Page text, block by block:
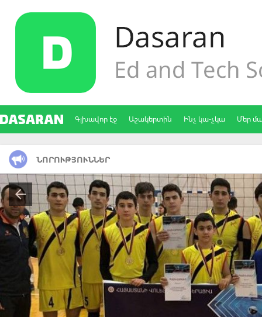
Գլխավոր էջ Աշակերտին Ինչ կա-չկա Մեր
ՆՈՐՈՒԹՅՈՒՆՆԵՐ